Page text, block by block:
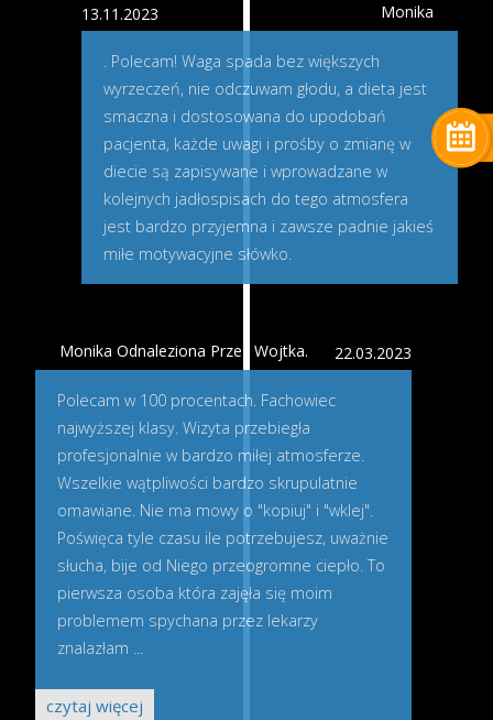
Monika
13.11.2023
. Polecam! Waga spada bez większych
wyrzeczeń, nie odczuwam głodu, a dieta jest
smaczna i dostosowana do upodobań
pacjenta, każde uwagi i prośby o zmianę w
diecie są zapisywane i wprowadzane w
kolejnych jadłospisach do tego atmosfera
jest bardzo przyjemna i zawsze padnie jakieś
miłe motywacyjne słówko.
Monika Odnaleziona Przez Wojtka. 22.03.2023
Polecam w 100 procentach. Fachowiec
najwyższej klasy. Wizyta przebiegła
profesjonalnie w bardzo miłej atmosferze.
Wszelkie wątpliwości bardzo skrupulatnie
omawiane. Nie ma mowy o "kopiuj" i "wklej".
Poświęca tyle czasu ile potrzebujesz, uważnie
słucha, bije od Niego przeogromne ciepło. To
pierwsza osoba która zajęła się moim
problemem spychana przez lekarzy
znalazłam ...
czytaj więcej